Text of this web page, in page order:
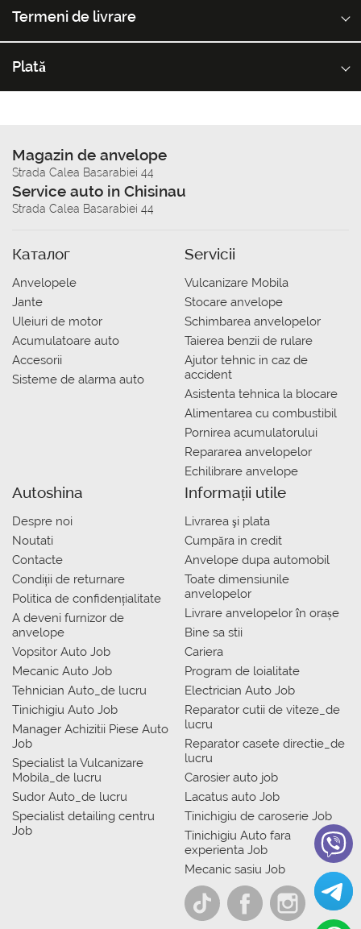
Termeni de livrare
Plată
Magazin de anvelope
Strada Calea Basarabiei 44
Service auto in Chisinau
Strada Calea Basarabiei 44
Каталог
Anvelopele
Jante
Uleiuri de motor
Acumulatoare auto
Accesorii
Sisteme de alarma auto
Servicii
Vulcanizare Mobila
Stocare anvelope
Schimbarea anvelopelor
Taierea benzii de rulare
Ajutor tehnic in caz de
accident
Asistenta tehnica la blocare
Alimentarea cu combustibil
Pornirea acumulatorului
Repararea anvelopelor
Echilibrare anvelope
Autoshina
Despre noi
Noutati
Contacte
Condiții de returnare
Politica de confidențialitate
A deveni furnizor de
anvelope
Vopsitor Auto Job
Mecanic Auto Job
Tehnician Auto_de lucru
Tinichigiu Auto Job
Manager Achizitii Piese Auto
Job
Specialist la Vulcanizare
Mobila_de lucru
Sudor Auto_de lucru
Specialist detailing centru
Job
Informații utile
Livrarea şi plata
Сumpăra in credit
Anvelope dupa automobil
Toate dimensiunile
anvelopelor
Livrare anvelopelor în orașe
Bine sa stii
Cariera
Program de loialitate
Electrician Auto Job
Reparator cutii de viteze_de
lucru
Reparator casete directie_de
lucru
Carosier auto job
Lacatus auto Job
Tinichigiu de caroserie Job
Tinichigiu Auto fara
experienta Job
Mecanic sasiu Job